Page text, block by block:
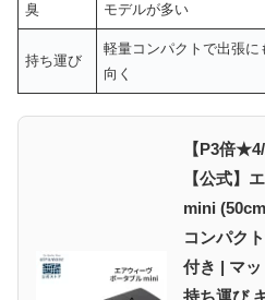
臭
モデルが多い
持ち運び
軽量コンパクトで出張に
向く
【P3倍
【公式】
mini
コンパク
付き | マ
持ち運び